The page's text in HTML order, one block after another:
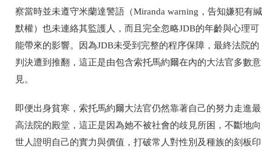
察當時並未遵守米蘭達警語（Miranda warning ，告知嫌犯有緘
默權）也未連絡其監護人，而且完全忽略JDB的年齡與心理可
能帶來的影響。因為JDB未受到完整的程序保障，最終法院的
判決遭到推翻，這正是由包含索托馬約爾在內的大法官多數意
見。
即便出身貧寒， 索托馬約爾大法官仍然靠著自己的努力走進最
高法院的殿堂，這正是因為她不被社會的歧見所困，不斷地向
世人證明自己的實力與價值，打破常人對性別及種族的刻板印